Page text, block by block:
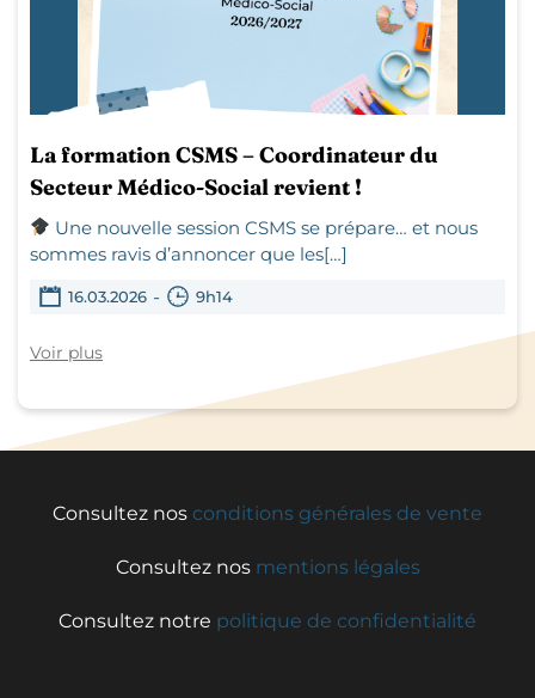
La formation CSMS – Coordinateur du
Secteur Médico-Social revient !
Une nouvelle session CSMS se prépare… et nous
sommes ravis d’annoncer que les[…]
16.03.2026 - 9h14
Voir plus
Consultez nos conditions générales de vente
Consultez nos mentions légales
Consultez notre politique de confidentialité